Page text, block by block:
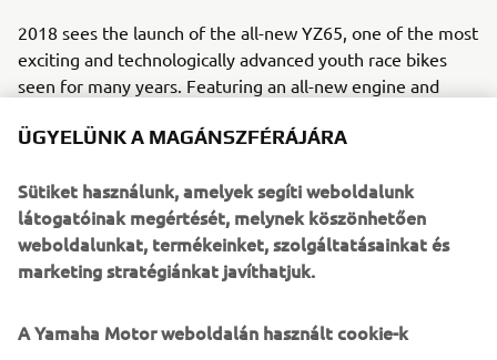
2018 sees the launch of the all-new YZ65, one of the most
exciting and technologically advanced youth race bikes
seen for many years. Featuring an all-new engine and
commitment to the youth motocross scene - the starting
YZ65 boasts an all-new 65cc 2-stroke liquid-cooled engine
and it’s equipped with a Yamaha Power Valve System
(YPVS) – giving smooth power delivery and optimizing
benefits from high specification 36mm KYB front forks
ÜGYELÜNK A MAGÁNSZFÉRÁJÁRA
Sütiket használunk, amelyek segíti weboldalunk
látogatóinak megértését, melynek köszönhetően
weboldalunkat, termékeinket, szolgáltatásainkat és
marketing stratégiánkat javíthatjuk.
A Yamaha Motor weboldalán használt cookie-k